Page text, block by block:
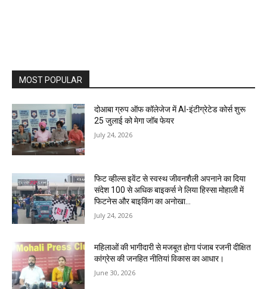
MOST POPULAR
दोआबा ग्रुप ऑफ कॉलेजेज में AI-इंटीग्रेटेड कोर्स शुरू
25 जुलाई को मेगा जॉब फेयर
July 24, 2026
फिट व्हील्स इवेंट से स्वस्थ जीवनशैली अपनाने का दिया
संदेश 100 से अधिक बाइकर्स ने लिया हिस्सा मोहाली में
फिटनेस और बाइकिंग का अनोखा...
July 24, 2026
महिलाओं की भागीदारी से मजबूत होगा पंजाब रजनी दीक्षित
कांग्रेस की जनहित नीतियां विकास का आधार।
June 30, 2026